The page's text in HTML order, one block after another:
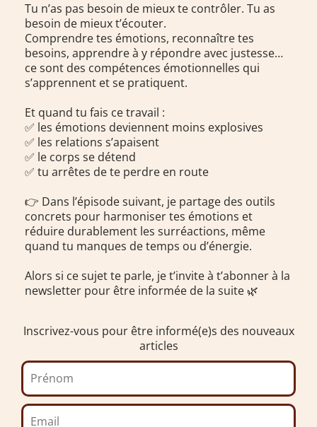
Tu n’as pas besoin de mieux te contrôler. Tu as
besoin de mieux t’écouter.
Comprendre tes émotions, reconnaître tes
besoins, apprendre à y répondre avec justesse…
ce sont des compétences émotionnelles qui
s’apprennent et se pratiquent.
Et quand tu fais ce travail :
✅ les émotions deviennent moins explosives
✅ les relations s’apaisent
✅ le corps se détend
✅ tu arrêtes de te perdre en route
👉 Dans l’épisode suivant, je partage des outils
concrets pour harmoniser tes émotions et
réduire durablement les surréactions, même
quand tu manques de temps ou d’énergie.
Alors si ce sujet te parle, je t’invite à t’abonner à la
newsletter pour être informée de la suite 🌿
Inscrivez-vous pour être informé(e)s des nouveaux
articles